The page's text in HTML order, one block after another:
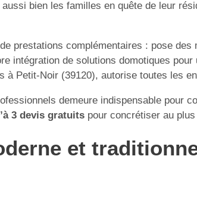
bien les familles en quête de leur
prestations complémentaires : pose
intégration de solutions domotiques
à Petit-Noir (39120), autorise toutes les
demeure indispensable pour
3 devis gratuits pour concrétiser au
et